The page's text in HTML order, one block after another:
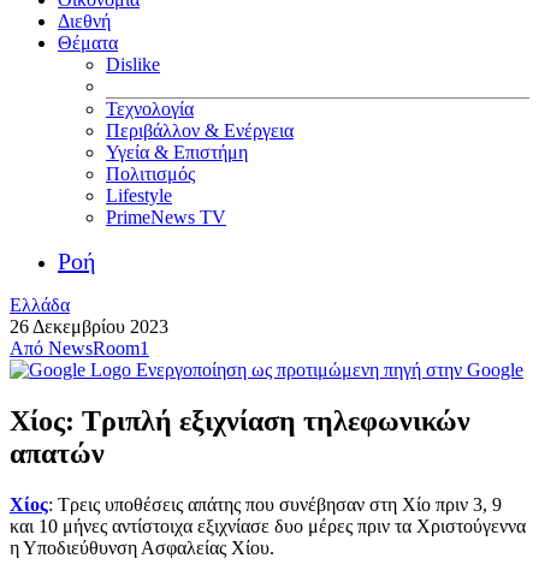
Διεθνή
Θέματα
Dislike
Τεχνολογία
Περιβάλλον & Ενέργεια
Υγεία & Επιστήμη
Πολιτισμός
Lifestyle
PrimeNews TV
Ροή
Ελλάδα
26 Δεκεμβρίου 2023
Από NewsRoom1
Ενεργοποίηση ως προτιμώμενη πηγή στην Google
Χίος: Τριπλή εξιχνίαση τηλεφωνικών
απατών
Χίος: Τρεις υποθέσεις απάτης που συνέβησαν στη Χίο πριν 3, 9
και 10 μήνες αντίστοιχα εξιχνίασε δυο μέρες πριν τα Χριστούγεννα
η Υποδιεύθυνση Ασφαλείας Χίου.